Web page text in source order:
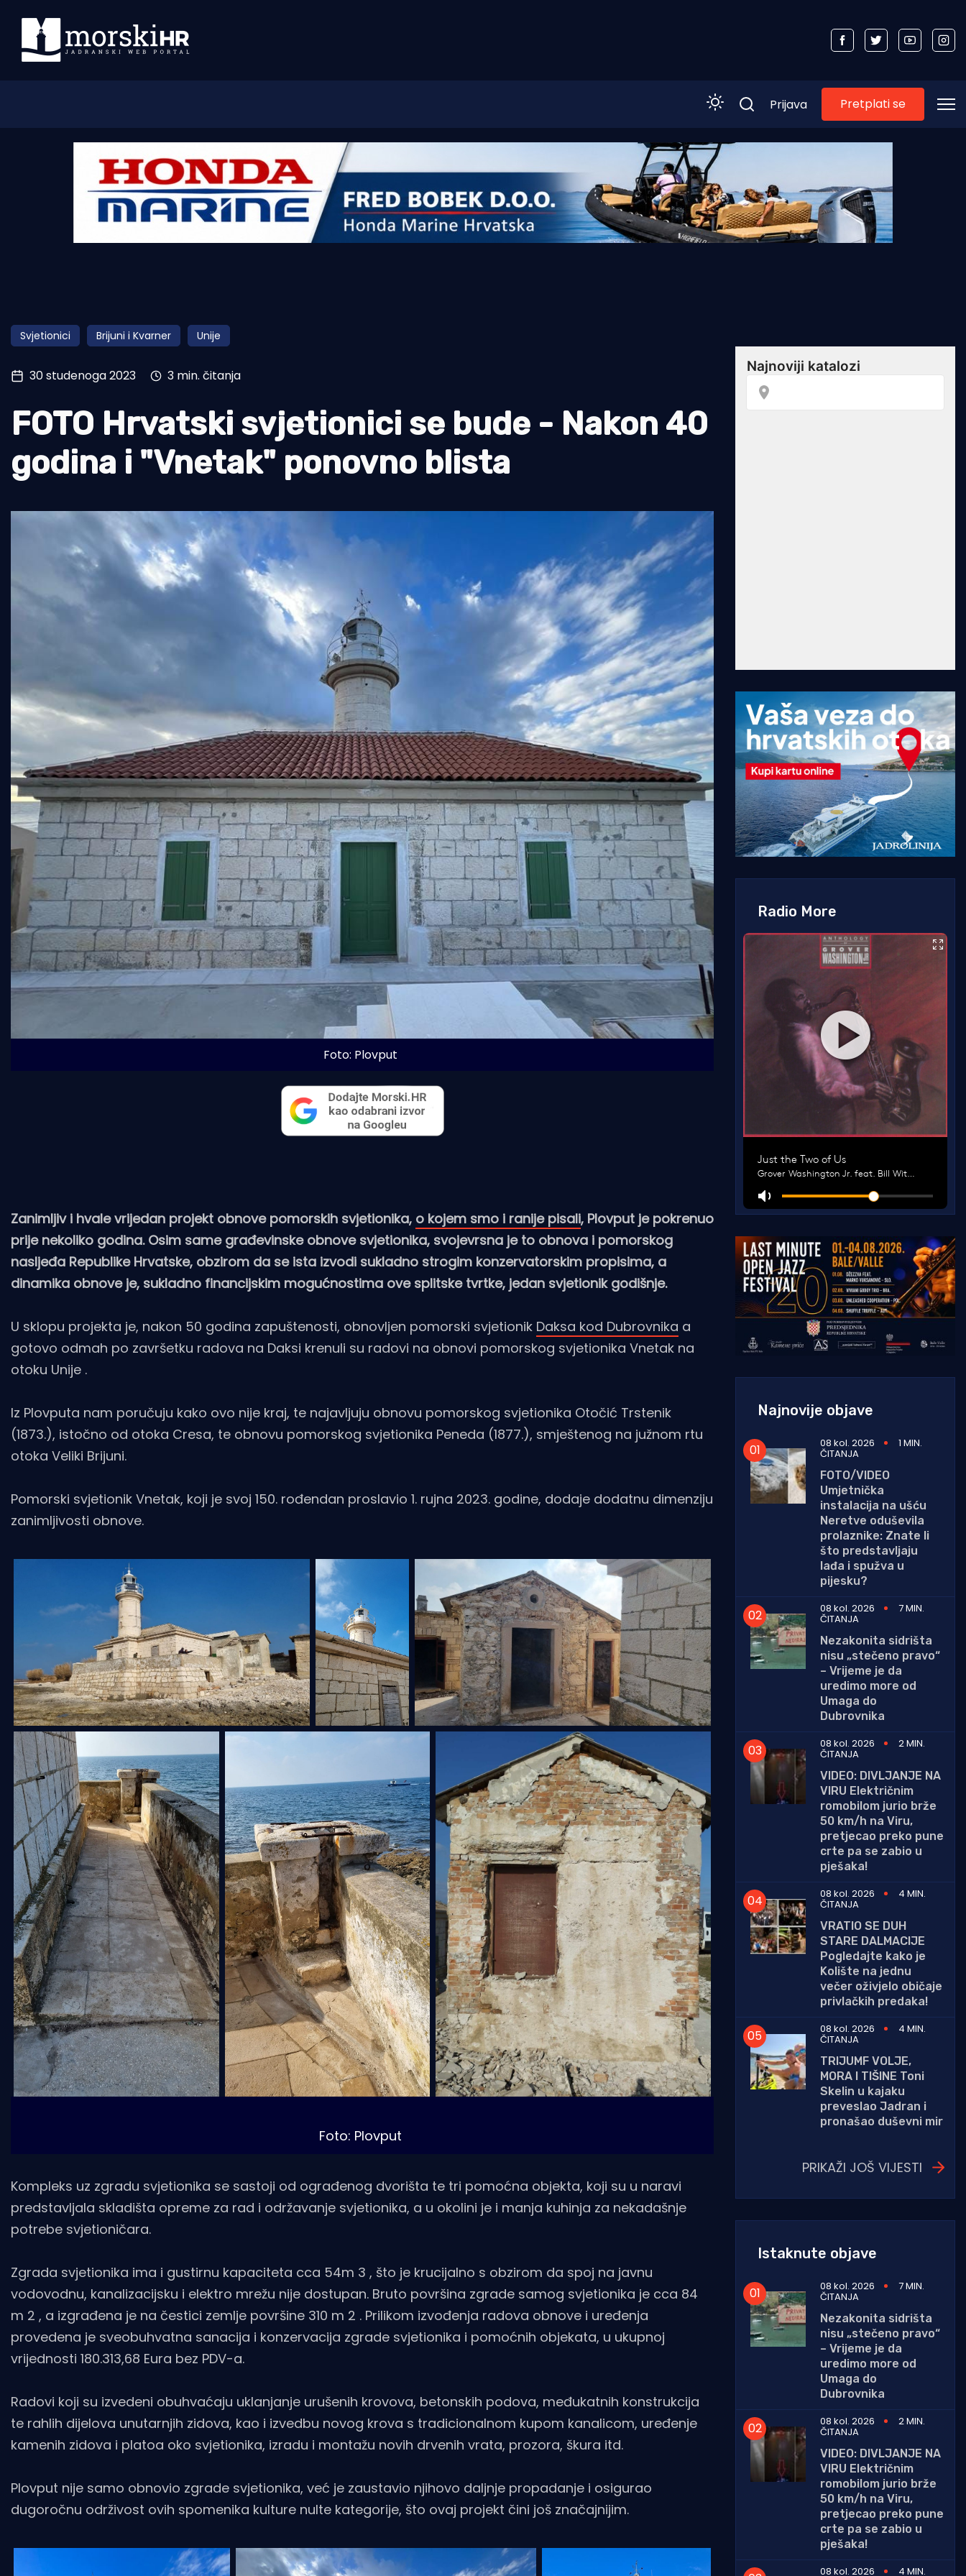
Morski plus
Pomorstvo
Ribolov
Tradicija i kultura
Prijava Pretplati se
Svjetionici Brijuni i Kvarner Unije
30 studenoga 2023 3 min. čitanja
FOTO Hrvatski svjetionici se bude - Nakon 40
godina i "Vnetak" ponovno blista
Foto: Plovput
Zanimljiv i hvale vrijedan projekt obnove pomorskih svjetionika, o kojem smo i ranije pisali, Plovput je pokrenuo
prije nekoliko godina. Osim same građevinske obnove svjetionika, svojevrsna je to obnova i pomorskog
nasljeđa Republike Hrvatske, obzirom da se ista izvodi sukladno strogim konzervatorskim propisima, a
dinamika obnove je, sukladno financijskim mogućnostima ove splitske tvrtke, jedan svjetionik godišnje.
U sklopu projekta je, nakon 50 godina zapuštenosti, obnovljen pomorski svjetionik Daksa kod Dubrovnika a
gotovo odmah po završetku radova na Daksi krenuli su radovi na obnovi pomorskog svjetionika Vnetak na
otoku Unije .
Iz Plovputa nam poručuju kako ovo nije kraj, te najavljuju obnovu pomorskog svjetionika Otočić Trstenik
(1873.), istočno od otoka Cresa, te obnovu pomorskog svjetionika Peneda (1877.), smještenog na južnom rtu
otoka Veliki Brijuni.
Pomorski svjetionik Vnetak, koji je svoj 150. rođendan proslavio 1. rujna 2023. godine, dodaje dodatnu dimenziju
zanimljivosti obnove.
Foto: Plovput
Kompleks uz zgradu svjetionika se sastoji od ograđenog dvorišta te tri pomoćna objekta, koji su u naravi
predstavljala skladišta opreme za rad i održavanje svjetionika, a u okolini je i manja kuhinja za nekadašnje
potrebe svjetioničara.
Zgrada svjetionika ima i gustirnu kapaciteta cca 54m 3 , što je krucijalno s obzirom da spoj na javnu
vodovodnu, kanalizacijsku i elektro mrežu nije dostupan. Bruto površina zgrade samog svjetionika je cca 84
m 2 , a izgrađena je na čestici zemlje površine 310 m 2 . Prilikom izvođenja radova obnove i uređenja
provedena je sveobuhvatna sanacija i konzervacija zgrade svjetionika i pomoćnih objekata, u ukupnoj
vrijednosti 180.313,68 Eura bez PDV-a.
Radovi koji su izvedeni obuhvaćaju uklanjanje urušenih krovova, betonskih podova, međukatnih konstrukcija
te rahlih dijelova unutarnjih zidova, kao i izvedbu novog krova s tradicionalnom kupom kanalicom, uređenje
kamenih zidova i platoa oko svjetionika, izradu i montažu novih drvenih vrata, prozora, škura itd.
Plovput nije samo obnovio zgrade svjetionika, već je zaustavio njihovo daljnje propadanje i osigurao
dugoročnu održivost ovih spomenika kulture nulte kategorije, što ovaj projekt čini još značajnijim.
Radio More
Najnovije objave
08 kol. 2026 1 MIN.
ČITANJA
FOTO/VIDEO
Umjetnička
instalacija na ušću
Neretve oduševila
prolaznike: Znate li
što predstavljaju
lađa i spužva u
pijesku?
08 kol. 2026
7 MIN.
ČITANJA
Nezakonita sidrišta
nisu „stečeno pravo“
– Vrijeme je da
uredimo more od
Umaga do
Dubrovnika
08 kol. 2026
2 MIN.
ČITANJA
VIDEO: DIVLJANJE NA
VIRU Električnim
romobilom jurio brže
50 km/h na Viru,
pretjecao preko pune
crte pa se zabio u
pješaka!
08 kol. 2026
4 MIN.
ČITANJA
VRATIO SE DUH
STARE DALMACIJE
Pogledajte kako je
Kolište na jednu
večer oživjelo običaje
privlačkih predaka!
08 kol. 2026
4 MIN.
ČITANJA
TRIJUMF VOLJE,
MORA I TIŠINE Toni
Skelin u kajaku
preveslao Jadran i
pronašao duševni mir
PRIKAŽI JOŠ VIJESTI
Istaknute objave
08 kol. 2026 7 MIN.
ČITANJA
Nezakonita sidrišta
nisu „stečeno pravo“
– Vrijeme je da
uredimo more od
Umaga do
Dubrovnika
08 kol. 2026
2 MIN.
ČITANJA
VIDEO: DIVLJANJE NA
VIRU Električnim
romobilom jurio brže
50 km/h na Viru,
pretjecao preko pune
crte pa se zabio u
pješaka!
08 kol. 2026
4 MIN.